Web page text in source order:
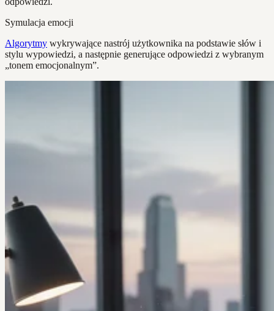
Symulacja emocji
Algorytmy wykrywające nastrój użytkownika na podstawie słów i
stylu wypowiedzi, a następnie generujące odpowiedzi z wybranym
„tonem emocjonalnym”.